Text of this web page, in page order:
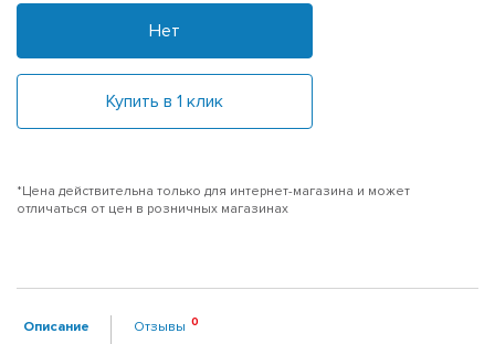
Нет
Купить в 1 клик
*Цена действительна только для интернет-магазина и может
отличаться от цен в розничных магазинах
Описание Отзывы